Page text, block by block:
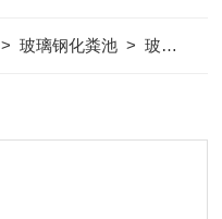
>玻璃钢化粪池 >玻璃钢化粪池